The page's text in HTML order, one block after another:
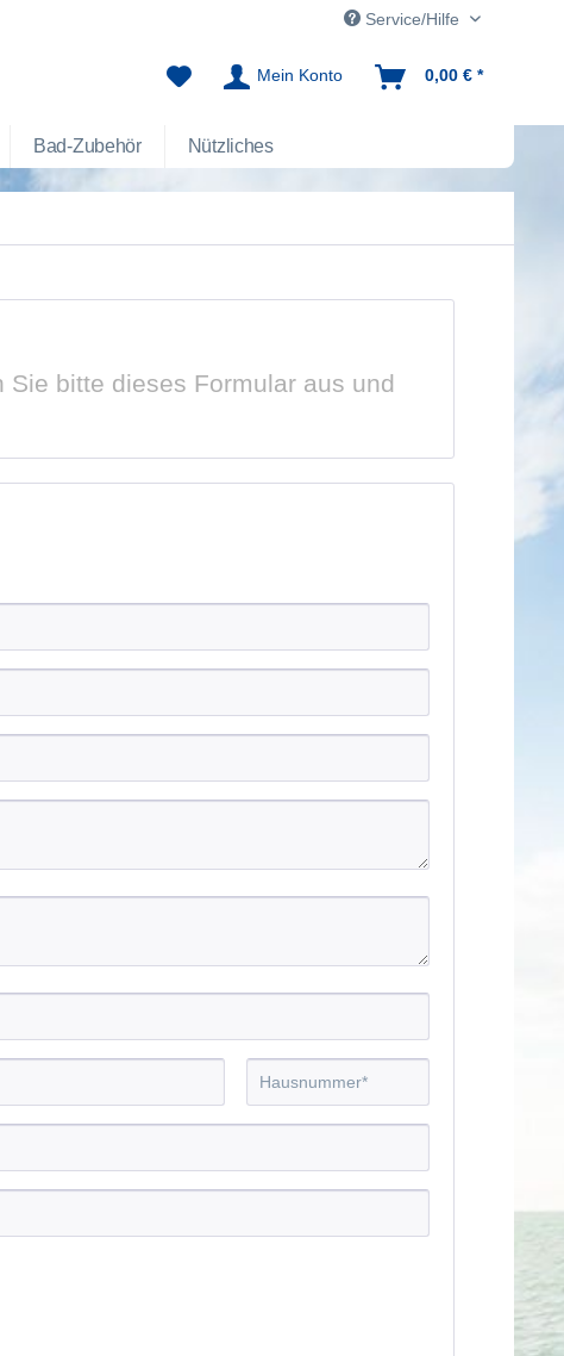
Service/Hilfe
Mein Konto 0,00 € *
Bad-Zubehör Nützliches
bitte dieses Formular aus und